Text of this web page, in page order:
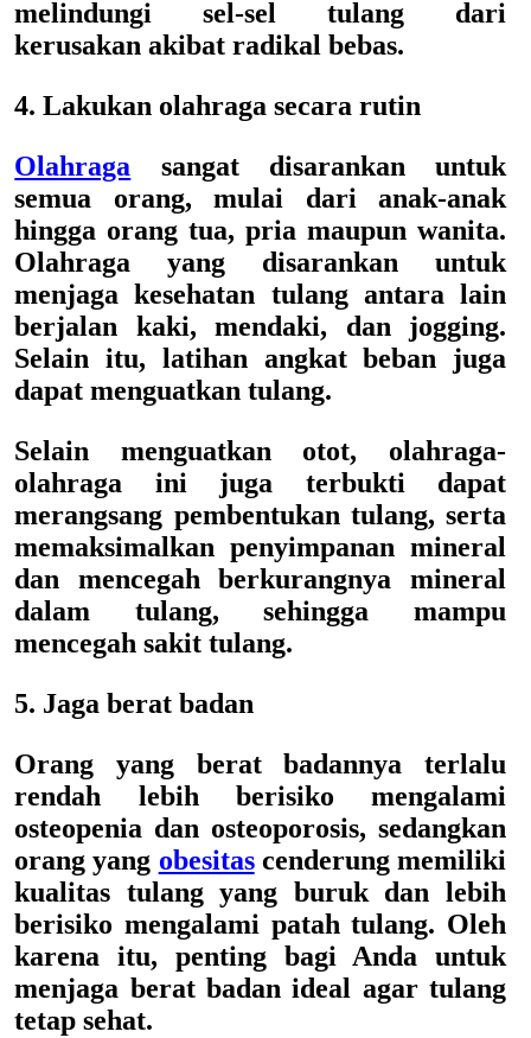
melindungi sel-sel tulang dari
kerusakan akibat radikal bebas.
4. Lakukan olahraga secara rutin
Olahraga sangat disarankan untuk
semua orang, mulai dari anak-anak
hingga orang tua, pria maupun wanita.
Olahraga yang disarankan untuk
menjaga kesehatan tulang antara lain
berjalan kaki, mendaki, dan jogging.
Selain itu, latihan angkat beban juga
dapat menguatkan tulang.
Selain menguatkan otot, olahraga-
olahraga ini juga terbukti dapat
merangsang pembentukan tulang, serta
memaksimalkan penyimpanan mineral
dan mencegah berkurangnya mineral
dalam tulang, sehingga mampu
mencegah sakit tulang.
5. Jaga berat badan
Orang yang berat badannya terlalu
rendah lebih berisiko mengalami
osteopenia dan osteoporosis, sedangkan
orang yang obesitascenderung memiliki
kualitas tulang yang buruk dan lebih
berisiko mengalami patah tulang. Oleh
karena itu, penting bagi Anda untuk
menjaga berat badan ideal agar tulang
tetap sehat.